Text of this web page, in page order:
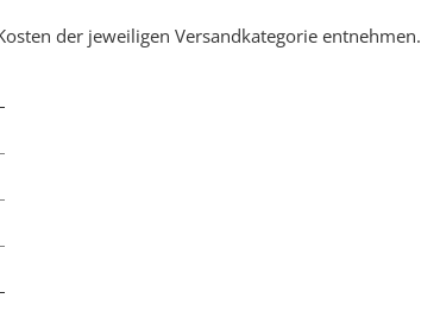
der jeweiligen Versandkategorie entnehmen.